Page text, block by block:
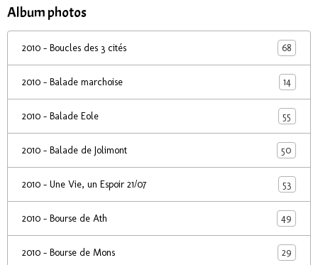
Album photos
2010 - Boucles des 3 cités 68
2010 - Balade marchoise 14
2010 - Balade Eole 55
2010 - Balade de Jolimont 50
2010 - Une Vie, un Espoir 21/07 53
2010 - Bourse de Ath 49
2010 - Bourse de Mons 29